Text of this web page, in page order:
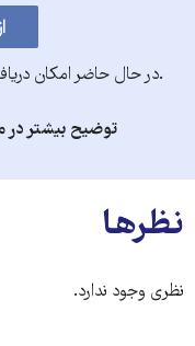
.در حال حاضر امکان
توضیح بیشتر در
نظرها
نظری وجود ندارد.